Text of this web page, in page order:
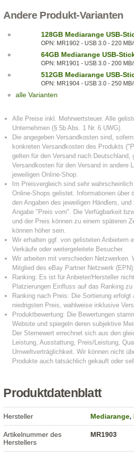
Andere Produkt-Varianten
128GB Mediarange USB-
OPN: MR1902 - USB 3.0 - 220
64GB Mediarange USB-
OPN: MR1901 - USB 3.0 - 200
512GB Mediarange USB-
OPN: MR1904 - USB 3.0 - 250
alle Varianten
Produktdatenblatt
Hersteller Mediarange,
Artikelnummer des
Herstellers
MR1903